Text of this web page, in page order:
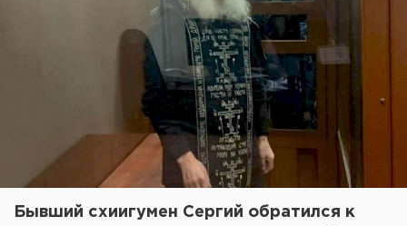
Бывший схиигумен Сергий обратился к